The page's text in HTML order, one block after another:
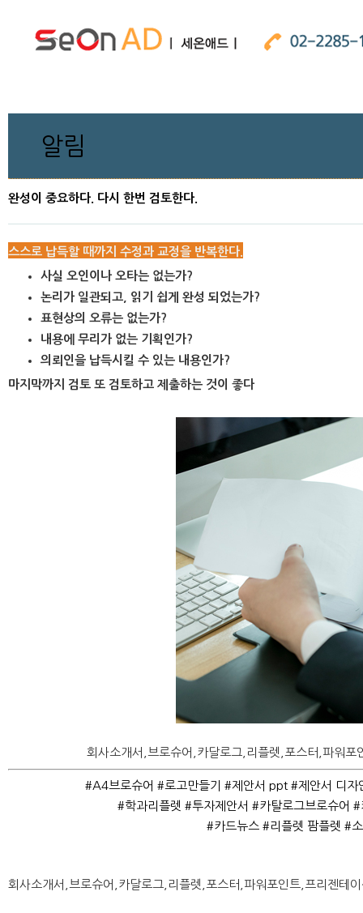
알림
완성이 중요하다. 다시 한번 검토한다.
스스로 납득할 때까지 수정과 교정을 반복한다.
사실 오인이나 오타는 없는가?
논리가 일관되고, 읽기 쉽게 완성 되었는가?
표현상의 오류는 없는가?
내용에 무리가 없는 기획인가?
의뢰인을 납득시킬 수 있는 내용인가?
마지막까지 검토 또 검토하고 제출하는 것이 좋다
회사소개서,브로슈어,카달로그,리플렛,포스터,파워
#A4브로슈어 #로고만들기 #제안서 ppt #제안서 디자
#학과리플렛 #투자제안서 #카탈로그브로슈어
#카드뉴스 #리플렛 팜플렛 #
회사소개서,브로슈어,카달로그,리플렛,포스터,파워포인트,프리젠테